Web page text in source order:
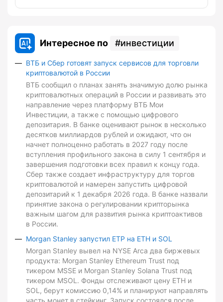
Интересное по инвестиции
ВТБ и Сбер готовят запуск сервисов для торговли
криптовалютой в России
ВТБ сообщил о планах занять значимую долю рынка
криптовалютных операций в России и развивать это
направление через платформу ВТБ Мои
Инвестиции, а также с помощью цифрового
депозитария. В банке оценивают рынок в несколько
десятков миллиардов рублей и ожидают, что он
начнет полноценно работать в 2027 году после
вступления профильного закона в силу 1 сентября и
завершения подготовки всех правил к концу года.
Сбер также создает инфраструктуру для торгов
криптовалютой и намерен запустить цифровой
депозитарий к 1 декабря 2026 года. В банке назвали
принятие закона о регулировании крипторынка
важным шагом для развития рынка криптоактивов
в России.
Morgan Stanley запустил ETP на ETH и SOL
Morgan Stanley вывел на NYSE Arca два биржевых
продукта: Morgan Stanley Ethereum Trust под
тикером MSSE и Morgan Stanley Solana Trust под
тикером MSOL. Фонды отслеживают цену ETH и
SOL, берут комиссию 0,14% и планируют направлять